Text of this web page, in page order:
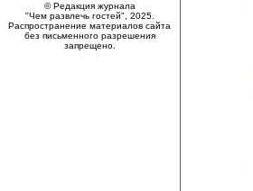
© Редакция журнала
"Чем развлечь гостей", 2025.
Распространение материалов сайта
без письменного разрешения
запрещено.